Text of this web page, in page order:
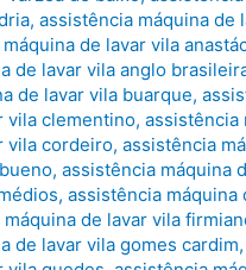
,assistência máquina de
de lavar vila
de lavar vila anglo
de lavar vila buarque,
vila clementino,assistência
vila cordeiro,assistência
,assistência máquina
,assistência máquina
de lavar vila
de lavar vila gomes cardim